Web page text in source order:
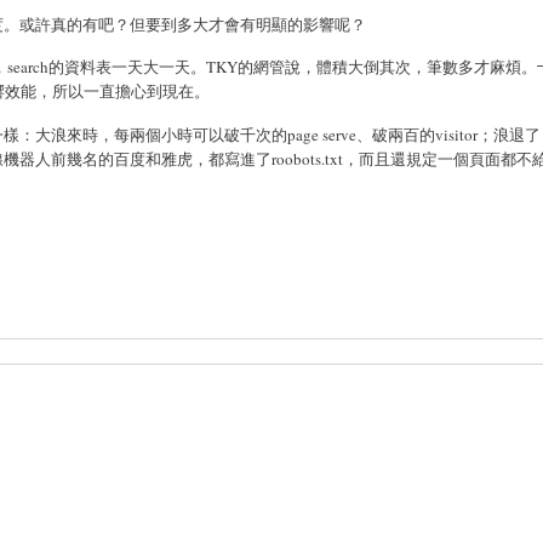
或許真的有吧？但要到多大才會有明顯的影響呢？
的資料表一天大一天。TKY的網管說，體積大倒其次，筆數多才麻煩。
能，所以一直擔心到現在。
：大浪來時，每兩個小時可以破千次的page serve、破兩百的visitor；浪退
器人前幾名的百度和雅虎，都寫進了roobots.txt，而且還規定一個頁面都不